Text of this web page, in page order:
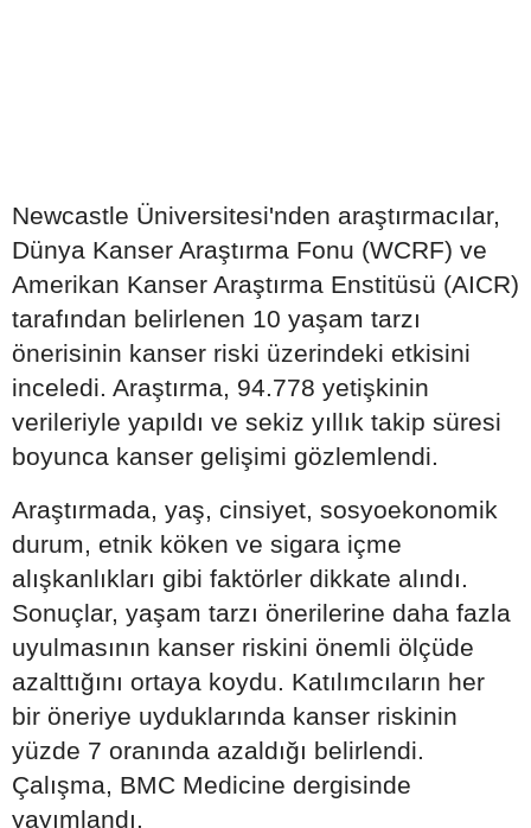
Newcastle Üniversitesi'nden araştırmacılar,
Dünya Kanser Araştırma Fonu (WCRF) ve
Amerikan Kanser Araştırma Enstitüsü (AICR)
tarafından belirlenen 10 yaşam tarzı
önerisinin kanser riski üzerindeki etkisini
inceledi. Araştırma, 94.778 yetişkinin
verileriyle yapıldı ve sekiz yıllık takip süresi
boyunca kanser gelişimi gözlemlendi.
Araştırmada, yaş, cinsiyet, sosyoekonomik
durum, etnik köken ve sigara içme
alışkanlıkları gibi faktörler dikkate alındı.
Sonuçlar, yaşam tarzı önerilerine daha fazla
uyulmasının kanser riskini önemli ölçüde
azalttığını ortaya koydu. Katılımcıların her
bir öneriye uyduklarında kanser riskinin
yüzde 7 oranında azaldığı belirlendi.
Çalışma, BMC Medicine dergisinde
yayımlandı.